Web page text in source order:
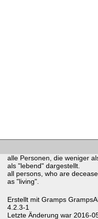
alle Personen, die weniger
als "lebend" dargestellt.
all persons, who are
as "living".
Erstellt mit Gramps
4.2.3-1
Letzte Änderung war 2016-